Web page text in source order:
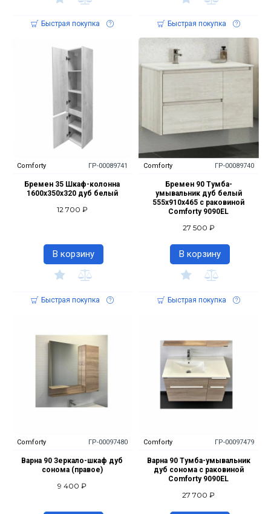
Быстрая покупка Быстрая покупка
Comforty ГР-00089741
Бремен 35 Шкаф-колонна
1600х350х320 дуб белый
12 700 ₽
В корзину
Быстрая покупка
Comforty ГР-00089740
Бремен 90 Тумба-
умывальник дуб белый
555х910х465 с раковиной
Comforty 9090EL
27 500 ₽
В корзину
Быстрая покупка
Comforty ГР-00097480
Варна 90 Зеркало-шкаф дуб
сонома (правое)
9 400 ₽
Comforty ГР-00097479
Варна 90 Тумба-умывальник
дуб сонома с раковиной
Comforty 9090EL
27 700 ₽